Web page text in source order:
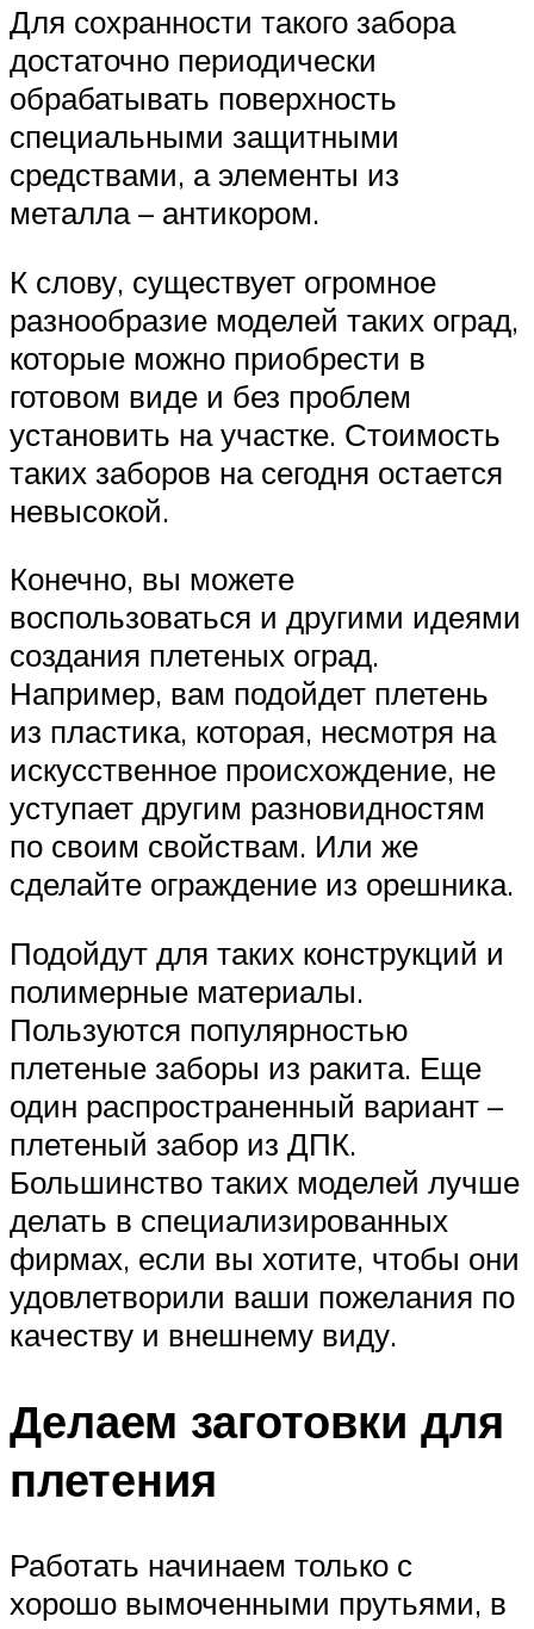
Для сохранности такого забора
достаточно периодически
обрабатывать поверхность
специальными защитными
средствами, а элементы из
металла – антикором.
К слову, существует огромное
разнообразие моделей таких оград,
которые можно приобрести в
готовом виде и без проблем
установить на участке. Стоимость
таких заборов на сегодня остается
невысокой.
Конечно, вы можете
воспользоваться и другими идеями
создания плетеных оград.
Например, вам подойдет плетень
из пластика, которая, несмотря на
искусственное происхождение, не
уступает другим разновидностям
по своим свойствам. Или же
сделайте ограждение из орешника.
Подойдут для таких конструкций и
полимерные материалы.
Пользуются популярностью
плетеные заборы из ракита. Еще
один распространенный вариант –
плетеный забор из ДПК.
Большинство таких моделей лучше
делать в специализированных
фирмах, если вы хотите, чтобы они
удовлетворили ваши пожелания по
качеству и внешнему виду.
Делаем заготовки для
плетения
Работать начинаем только с
хорошо вымоченными прутьями, в